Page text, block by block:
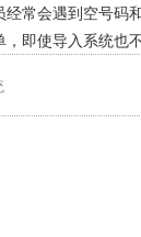
常会遇到空号
即使导入系统也